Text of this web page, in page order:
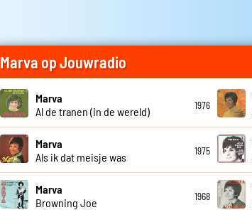
Marva op Jouwradio
Marva
Al de tranen (in de wereld)
1976
Marva
Als ik dat meisje was
1975
Marva
Browning Joe
1968